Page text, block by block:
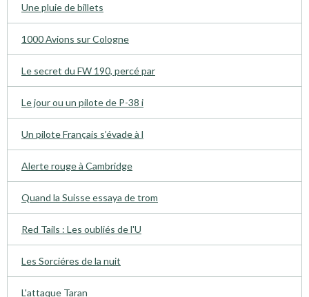
Une pluie de billets
1000 Avions sur Cologne
Le secret du FW 190, percé par
Le jour ou un pilote de P-38 i
Un pilote Français s’évade à l
Alerte rouge à Cambridge
Quand la Suisse essaya de trom
Red Tails : Les oubliés de l'U
Les Sorciéres de la nuit
L'attaque Taran